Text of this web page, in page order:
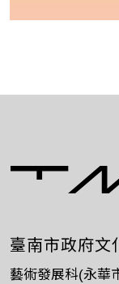
臺南市政府文
藝術發展科(永華